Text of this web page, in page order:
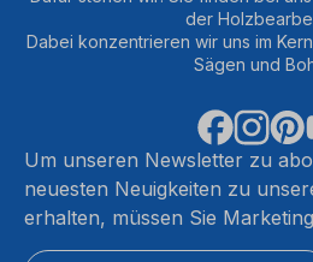
der
Dabei konzentrieren wir uns im
Sägen und
Um unseren Newsletter zu
neuesten Neuigkeiten zu
erhalten, müssen Sie